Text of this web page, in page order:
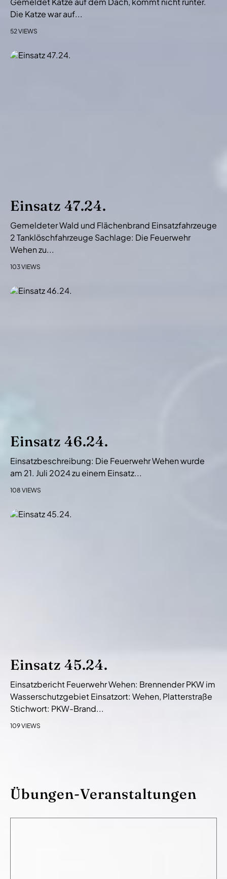
n
Die Katze war auf...
52 VIEWS
Einsatz 47.24.
Gemeldeter Wald und Flächenbrand Einsatzfahrzeuge
2 Tanklöschfahrzeuge Sachlage: Die Feuerwehr
Wehen zu...
103 VIEWS
Einsatz 46.24.
Einsatzbeschreibung: Die Feuerwehr Wehen wurde
am 21. Juli 2024 zu einem Einsatz...
108 VIEWS
Einsatz 45.24.
Einsatzbericht Feuerwehr Wehen: Brennender PKW im
Wasserschutzgebiet Einsatzort: Wehen, Platterstraße
Stichwort: PKW-Brand...
109 VIEWS
Übungen-Veranstaltungen